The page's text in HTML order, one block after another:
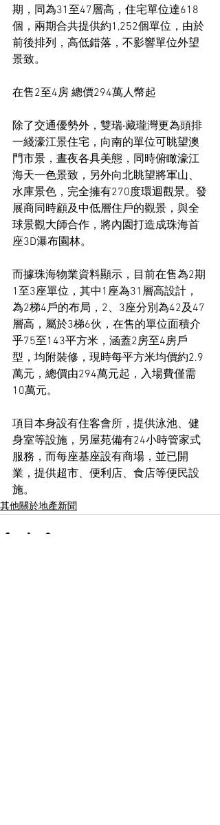
期，同為31至47層高，住宅單位達618
個，兩期合共提供約1,252個單位，由於
前後排列，高低錯落，不影響單位外望
景致。
在售2至4房 總價294萬人幣起
除了交通優勢外，雙瑞‧藏瓏灣更為頭排
一綫濠江景住宅，向南的單位可眺望澳
門市景，晝夜各具美態，同時俯瞰濠江
海天一色景致，另外向北眺望將軍山、
水庫景色，完全擁有270度環迴觀景。發
展商同時顧及中低層住戶的觀景，與全
球景觀大師合作，將內園打造成珠海首
座3D瀑布園林。
而據珠海物業資料顯示，目前在售為2期
1至3座單位，其中1座為31層高設計，
為2梯4戶的布局，2、3座分別為42及47
層高，屬於3梯6伙，在售的單位面積介
乎75至143平方米，涵蓋2房至4房戶
型，均附裝修，現時每平方米均價約2.9
萬元，總價由294萬元起，入場費僅需
10萬元。
項目本身設有住客會所，提供泳池、健
身室等設施，另屋苑備有24小時管家式
服務，而每座基座設有商場，並已開
業，提供超市、便利店、食店等便民設
施。
其他關於地產新聞